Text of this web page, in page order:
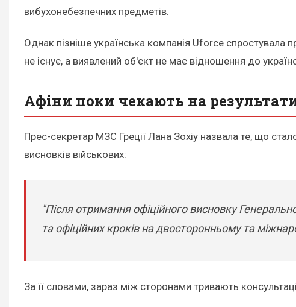
вибухонебезпечних предметів.
Однак пізніше українська компанія Uforce спростувала
не існує, а виявлений об'єкт не має відношення до
Афіни поки чекають на
Прес-секретар МЗС Греції Лана Зохіу назвала те, що
висновків військових:
"Після отримання офіційного висновку
та офіційних кроків на двосторонньому та
За її словами, зараз між сторонами тривають